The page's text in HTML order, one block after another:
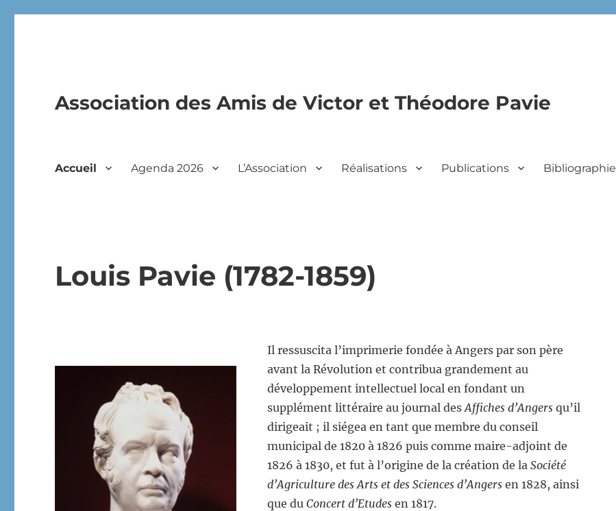
Association des Amis de Victor et Théodore Pavie
Accueil Agenda 2026 L’Association Réalisations Publications Bibliographie
Louis Pavie (1782-1859)
Il ressuscita l’imprimerie fondée à Angers par son père
avant la Révolution et contribua grandement au
développement intellectuel local en fondant un
supplément littéraire au journal desAffiches d’Angersqu’il
dirigeait ; il siégea en tant que membre du conseil
municipal de 1820 à 1826 puis comme maire-adjoint de
1826 à 1830, et fut à l’origine de la création de laSociété
d’Agriculture des Arts et des Sciences d’Angers en 1828, ainsi
que duConcert d’Etudes en 1817.